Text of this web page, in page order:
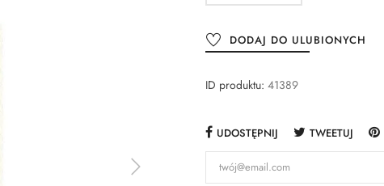
DODAJ DO ULUBIONYCH
ID produktu: 41389
UDOSTĘPNIJ TWEETUJ